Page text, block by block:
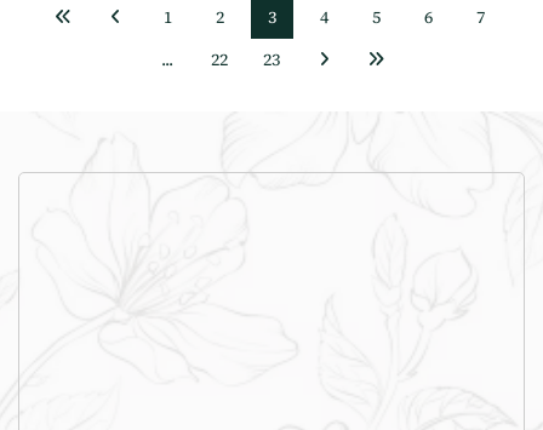
1 2 3 4 5 6
7
...
22 23